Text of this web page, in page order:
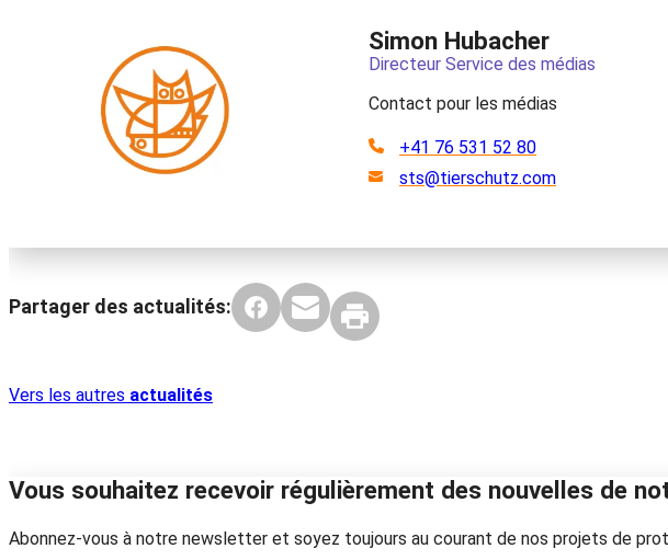
Simon Hubacher
Directeur Service des médias
Contact pour les médias
+41 76 531 52 80
sts@tierschutz.com
Partager des actualités:
Vers les autres actualités
Vous souhaitez recevoir régulièrement des nouvelles de
Abonnez-vous à notre newsletter et soyez toujours au courant de nos projets de